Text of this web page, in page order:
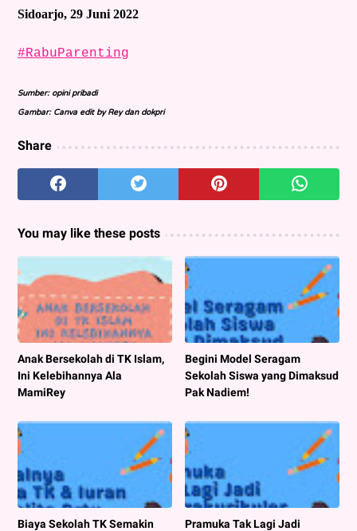
Sidoarjo, 29 Juni 2022
#RabuParenting
Sumber: opini pribadi
Gambar: Canva edit by Rey dan dokpri
Share
You may like these posts
Anak Bersekolah di TK Islam,
Ini Kelebihannya Ala
MamiRey
Begini Model Seragam
Sekolah Siswa yang Dimaksud
Pak Nadiem!
Biaya Sekolah TK Semakin
Pramuka Tak Lagi Jadi